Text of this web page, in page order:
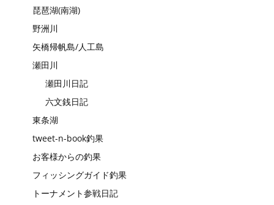
琵琶湖(南湖)
野洲川
矢橋帰帆島/人工島
瀬田川
瀬田川日記
六文銭日記
東条湖
tweet-n-book釣果
お客様からの釣果
フィッシングガイド釣果
トーナメント参戦日記